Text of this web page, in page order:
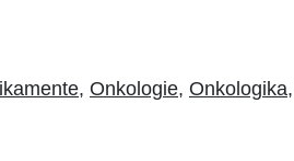
, Onkologie, Onkologika,